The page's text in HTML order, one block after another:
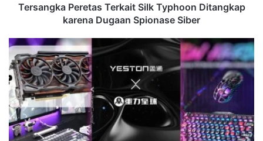
Siber
Tersangka Peretas Terkait Silk Typhoon Ditangkap
karena Dugaan Spionase Siber
Yeston
dan
Gravastar
Umumkan
Desain
GPU
Baru
Bertema